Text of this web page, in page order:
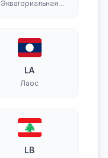
Экваториальная
LA
Лаос
LB